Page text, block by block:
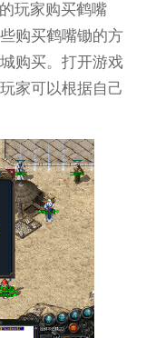
玩家购买鹤嘴
购买鹤嘴锄的方
购买。打开游戏
家可以根据自己